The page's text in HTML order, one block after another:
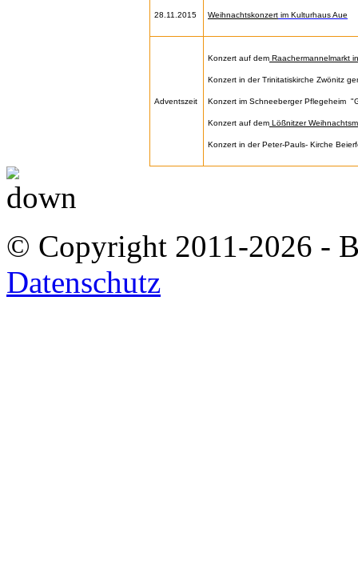
28.11.2015 Weihnachtskonzert im Kulturhaus Aue
Adventszeit
Konzert auf dem Raachermannelmarkt
Konzert in der Trinitatiskirche Zwönitz
Konzert im Schneeberger Pflegeheim
Konzert auf dem Lößnitzer
Konzert in der Peter-Pauls- Kirche
© Copyright 2011-2026 -
Datenschutz